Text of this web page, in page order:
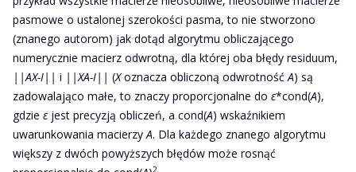
pasmowe o ustalonej szerokości pasma, to nie stworzono
(znanego autorom) jak dotąd algorytmu obliczającego
numerycznie macierz odwrotną, dla której oba błędy residuum,
||AX-I|| i ||XA-I|| (Xoznacza obliczoną odwrotnośćA) są
zadowalająco małe, to znaczy proporcjonalne do ε*cond(A),
gdzie εjest precyzją obliczeń, a cond(A) wskaźnikiem
uwarunkowania macierzyA. Dla każdego znanego algorytmu
większy z dwóch powyższych błędów może rosnąć
2